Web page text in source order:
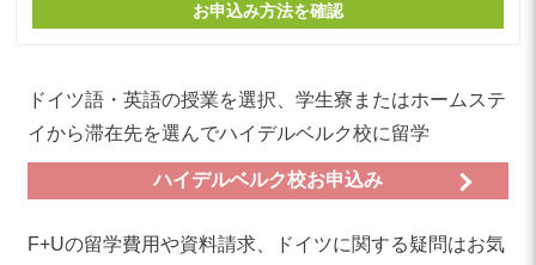
お申込み方法を確認
ドイツ語・英語の授業を選択、学生寮またはホームステ
イから滞在先を選んでハイデルベルク校に留学
ハイデルベルク校お申込み
F+Uの留学費用や資料請求、ドイツに関する疑問はお気